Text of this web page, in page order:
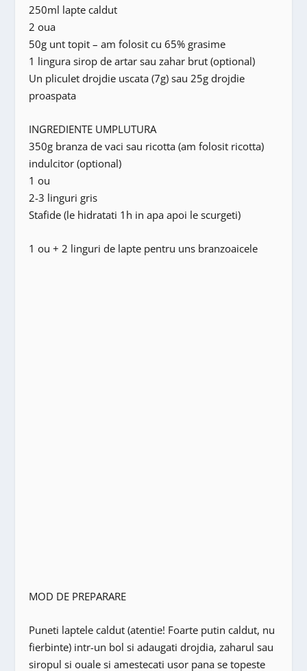
250ml lapte caldut
2 oua
50g unt topit – am folosit cu 65% grasime
1 lingura sirop de artar sau zahar brut (optional)
Un pliculet drojdie uscata (7g) sau 25g drojdie
proaspata
INGREDIENTE UMPLUTURA
350g branza de vaci sau ricotta (am folosit ricotta)
indulcitor (optional)
1 ou
2-3 linguri gris
Stafide (le hidratati 1h in apa apoi le scurgeti)
1 ou + 2 linguri de lapte pentru uns branzoaicele
MOD DE PREPARARE
Puneti laptele caldut (atentie! Foarte putin caldut, nu
fierbinte) intr-un bol si adaugati drojdia, zaharul sau
siropul si ouale si amestecati usor pana se topeste